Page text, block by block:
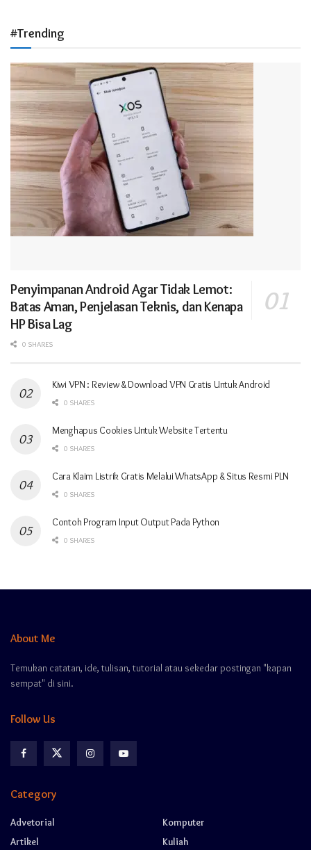
#Trending
Penyimpanan Android Agar Tidak Lemot:
Batas Aman, Penjelasan Teknis, dan Kenapa
HP Bisa Lag
0 SHARES
Kiwi VPN : Review & Download VPN Gratis Untuk Android
0 SHARES
Menghapus Cookies Untuk Website Tertentu
0 SHARES
Cara Klaim Listrik Gratis Melalui WhatsApp & Situs Resmi PLN
0 SHARES
Contoh Program Input Output Pada Python
0 SHARES
About Me
Temukan catatan, ide, tulisan, tutorial atau sekedar postingan "kapan
sempat" di sini.
Follow Us
Category
Advetorial
Artikel
Komputer
Kuliah